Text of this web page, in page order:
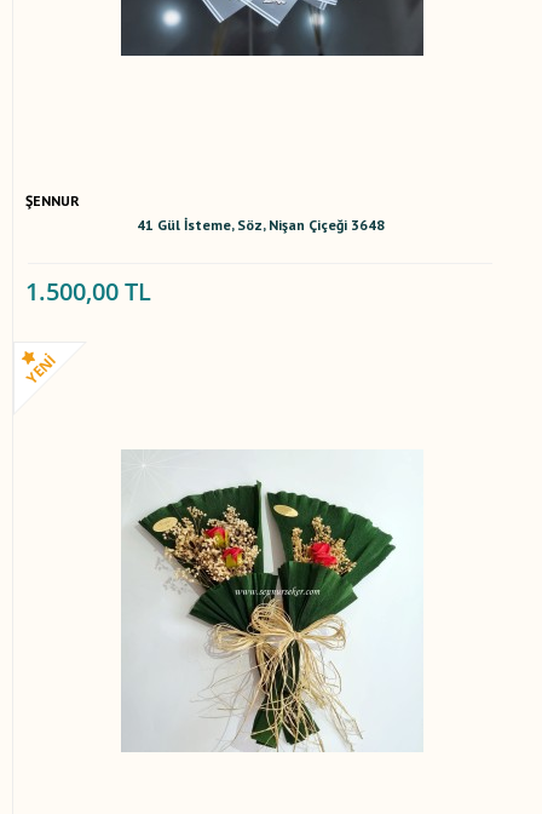
ŞENNUR
41 Gül İsteme, Söz, Nişan Çiçeği 3648
1.500,00 TL